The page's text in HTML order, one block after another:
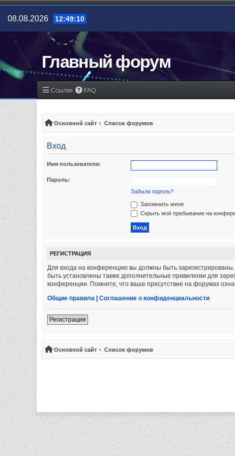
08.08.2026 12:49:10
Главный форум
Ссылки FAQ
Основной сайт Список форумов
Вход
Имя пользователя:
Пароль:
Забыли пароль?
Запомнить меня
Скрыть моё пребывание на
РЕГИСТРАЦИЯ
Для входа на конференцию вы должны быть
быть установлены также дополнительные привилегии для
конференции. Помните, что ваше присутствие на форумах
Общие правила | Соглашение о конфиденциальности
Регистрация
Основной сайт Список форумов